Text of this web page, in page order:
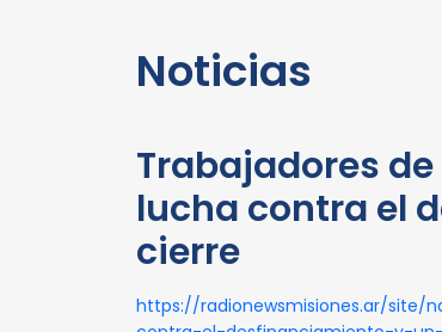
Noticias
Trabajadores
lucha contra el
cierre
https://radionewsmisiones.ar/site/